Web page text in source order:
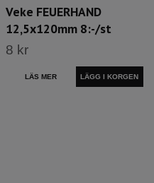
Veke FEUERHAND
12,5x120mm 8:-/st
8 kr
LÄS MER